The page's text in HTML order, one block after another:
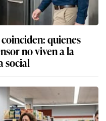
quienes
no viven a la
social